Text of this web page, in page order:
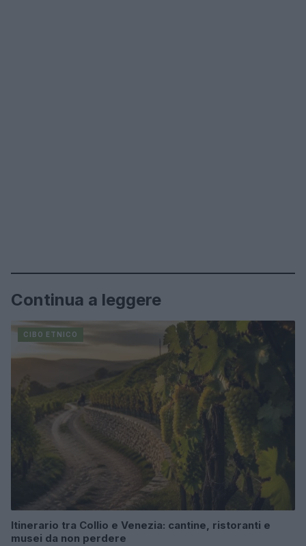
Continua a leggere
CIBO ETNICO
Itinerario tra Collio e Venezia: cantine, ristoranti e
musei da non perdere